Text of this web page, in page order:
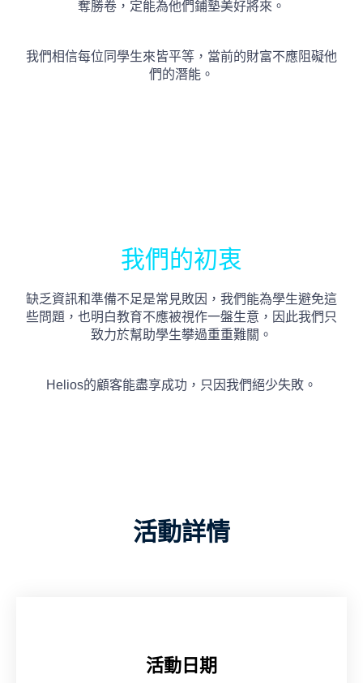
奪勝卷，定能為他們鋪墊美好將來。
我們相信每位同學生來皆平等，當前的財富不應阻礙他
們的潛能。
我們的初衷
缺乏資訊和準備不足是常見敗因，我們能為學生避免這
些問題，也明白教育不應被視作一盤生意，因此我們只
致力於幫助學生攀過重重難關。
Helios的顧客能盡享成功，只因我們絕少失敗。
活動詳情
活動日期